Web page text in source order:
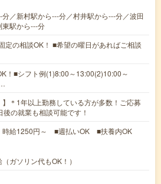
／新村駅から---分／村井駅から---分／波田
駅から---分
定の相談OK！ ■希望の曜日があればご相談
！■シフト例(1)8:00～13:00(2)10:00～
】＊1年以上勤務している方が多数！ご応募
の就業も相談可能です！
時給1250円～ ■週払いOK ■扶養内OK
ガソリン代もOK！）